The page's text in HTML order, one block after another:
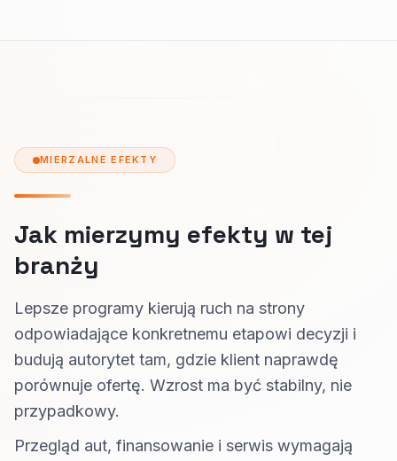
MIERZALNE EFEKTY
Jak mierzymy efekty w tej
branży
Lepsze programy kierują ruch na strony
odpowiadające konkretnemu etapowi decyzji i
budują autorytet tam, gdzie klient naprawdę
porównuje ofertę. Wzrost ma być stabilny, nie
przypadkowy.
Przegląd aut, finansowanie i serwis wymagają